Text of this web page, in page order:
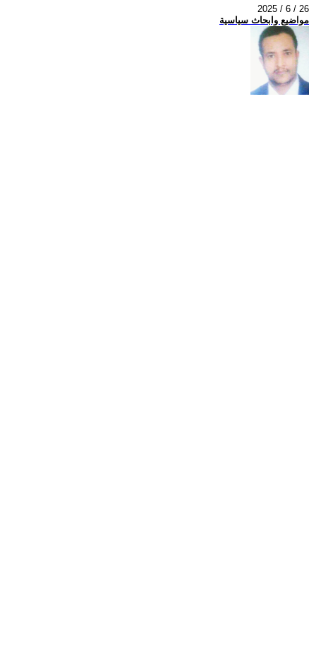
2025 / 6 / 26
مواضيع وابحاث سياسية